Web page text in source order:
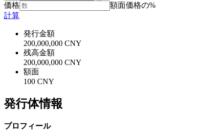
価格
額面価格の%
計算
発行金額
200,000,000 CNY
残高金額
200,000,000 CNY
額面
100 CNY
発行体情報
プロフィール